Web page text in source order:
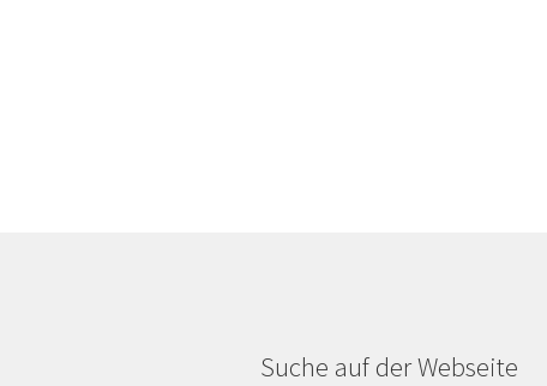
Suche auf der Webseite